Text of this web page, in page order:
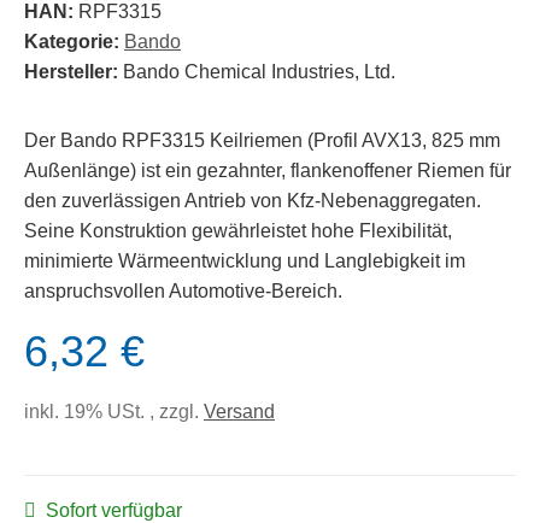
HAN: RPF3315
Kategorie: Bando
Hersteller: Bando Chemical Industries, Ltd.
Der Bando RPF3315 Keilriemen (Profil AVX13, 825 mm
Außenlänge) ist ein gezahnter, flankenoffener Riemen für
den zuverlässigen Antrieb von Kfz-Nebenaggregaten.
Seine Konstruktion gewährleistet hohe Flexibilität,
minimierte Wärmeentwicklung und Langlebigkeit im
anspruchsvollen Automotive-Bereich.
6,32 €
inkl. 19% USt. , zzgl. Versand
Sofort verfügbar